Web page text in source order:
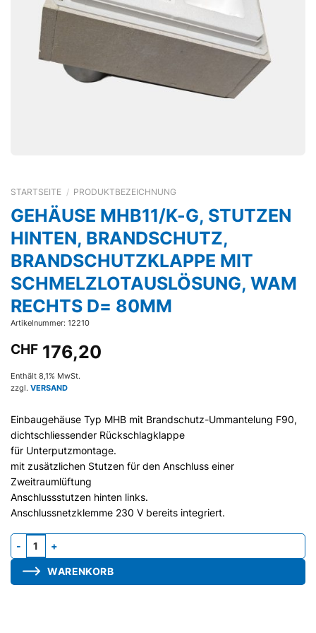
STARTSEITE / PRODUKTBEZEICHNUNG
GEHÄUSE MHB11/K-G, STUTZEN
HINTEN, BRANDSCHUTZ,
BRANDSCHUTZKLAPPE MIT
SCHMELZLOTAUSLÖSUNG, WAM
RECHTS D= 80MM
Artikelnummer: 12210
CHF 176,20
Enthält 8,1% MwSt.
zzgl. VERSAND
Einbaugehäuse Typ MHB mit Brandschutz-Ummantelung F90,
dichtschliessender Rückschlagklappe
für Unterputzmontage.
mit zusätzlichen Stutzen für den Anschluss einer
Zweitraumlüftung
Anschlussstutzen hinten links.
Anschlussnetzklemme 230 V bereits integriert.
Gehäuse MHB11/K-G, Stutzen hinten, Brandschutz,
WARENKORB